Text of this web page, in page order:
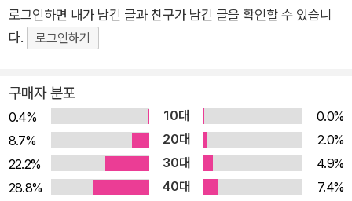
지 행복의 정체를 밝히는 모험을 펼친다. 온몸을 내던진 작가의
모험 속에서 인류가 이제껏 말해왔던 행복에 대한 거의 모든 정의
가 유쾌하게 그려진다. “나는 짐을 꾸려서 집을 나섰다. 아장아장
짝이 없고, 결국 헛수고가 될 것임을 너무나 잘 알고 있던 여행을
하기 위해서. 에릭 호퍼는 이런 말을 했다. ‘행복 탐색이야말로 불
행의 중요 원인 중 하나다.’ 그건 괜찮다. 난 이미 불행하니까. 밑
져야 본전이다.” “그는 행복의 파랑새를 잡았을까? 아니면 실컷
헛수고만 했을까?” 삐딱하고 불평 많은 여행자가 만난 행복에 관
로그인하면 내가 남긴 글과 친구가 남긴 글을 확인할 수 있습니
다.
로그인하기
구매자 분포
0.4% 10대
0.0%
8.7%
20대
2.0%
22.2%
30대
4.9%
28.8%
40대
7.4%